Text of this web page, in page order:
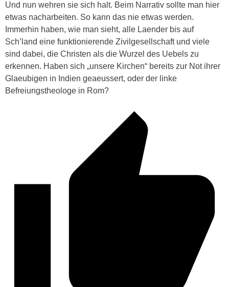
Und nun wehren sie sich halt. Beim Narrativ sollte man hier
etwas nacharbeiten. So kann das nie etwas werden.
Immerhin haben, wie man sieht, alle Laender bis auf
Sch’land eine funktionierende Zivilgesellschaft und viele
sind dabei, die Christen als die Wurzel des Uebels zu
erkennen. Haben sich „unsere Kirchen“ bereits zur Not ihrer
Glaeubigen in Indien geaeussert, oder der linke
Befreiungstheologe in Rom?